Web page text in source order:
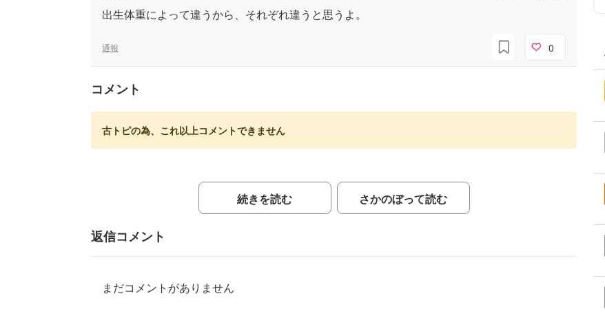
出生体重によって違うから、それぞれ違うと思うよ。
通報 0
コメント
古トピの為、これ以上コメントできません
続きを読む さかのぼって読む
返信コメント
まだコメントがありません